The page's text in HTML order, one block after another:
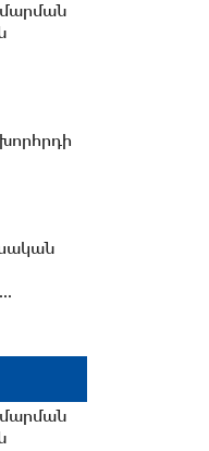
ավելի